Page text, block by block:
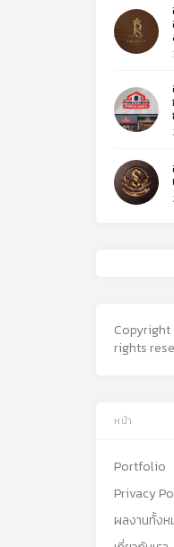
Copyright
rights
หน้า
Portfolio
Privacy
ผลงานทั้งห